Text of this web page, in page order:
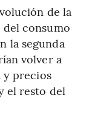
de la
consumo
la segunda
volver a
y precios
el resto del